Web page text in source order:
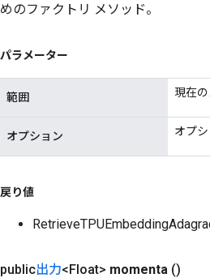
めのファクトリ メソッド。
パラメーター
範囲 現在
オプション オプ
戻り値
public出力<Float> momenta ()